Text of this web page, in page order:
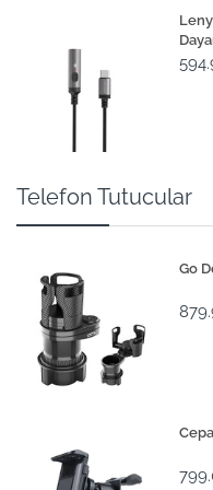
Telefon Tutucular
Go